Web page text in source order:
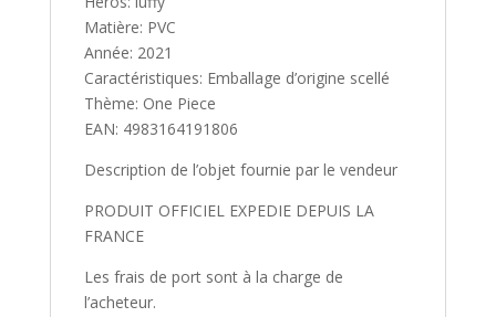
Matière: PVC
Année: 2021
Caractéristiques: Emballage d’origine scellé
Thème: One Piece
EAN: 4983164191806
Description de l’objet fournie par le vendeur
PRODUIT OFFICIEL EXPEDIE DEPUIS LA
FRANCE
Les frais de port sont à la charge de
l’acheteur.